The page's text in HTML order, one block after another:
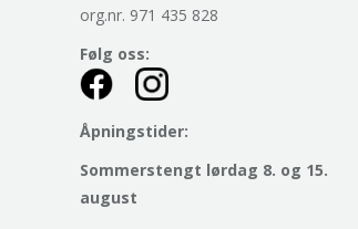
org.nr. 971 435 828
Følg oss:
Åpningstider:
Sommerstengt lørdag 8. og 15.
august